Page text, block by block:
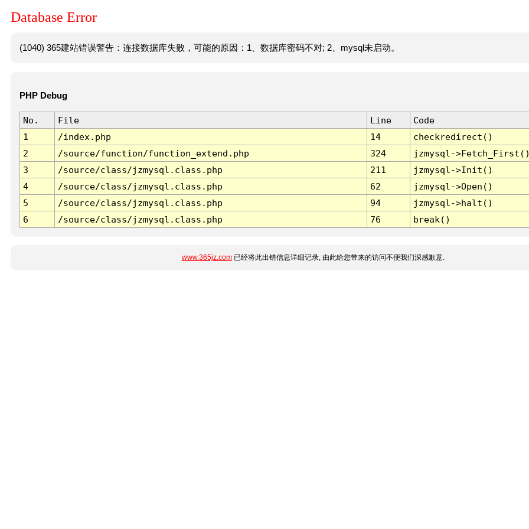
Database Error
(1040) 365建站错误警告：连接数据库失败，可能的原因：1、数据库密码不对; 2、mysql未启动。
PHP Debug
No. File Line
Code
1
/index.php 14
checkredirect()
2
/source/function/function_extend.php 324
jzmysql-
3
/source/class/jzmysql.class.php 211
jzmysql->Init()
4
/source/class/jzmysql.class.php 62
jzmysql->Open()
5
/source/class/jzmysql.class.php 94
jzmysql->halt()
6
/source/class/jzmysql.class.php 76 break()
www.365jz.com已经将此出错信息详细记录, 由此给您带来的访问不便我们深感歉意.